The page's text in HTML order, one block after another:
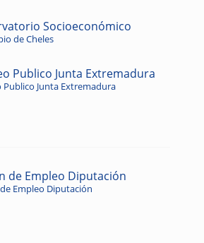
Socioeconómico
de Cheles
Publico Junta Extremadura
Publico Junta Extremadura
de Empleo Diputación
Empleo Diputación